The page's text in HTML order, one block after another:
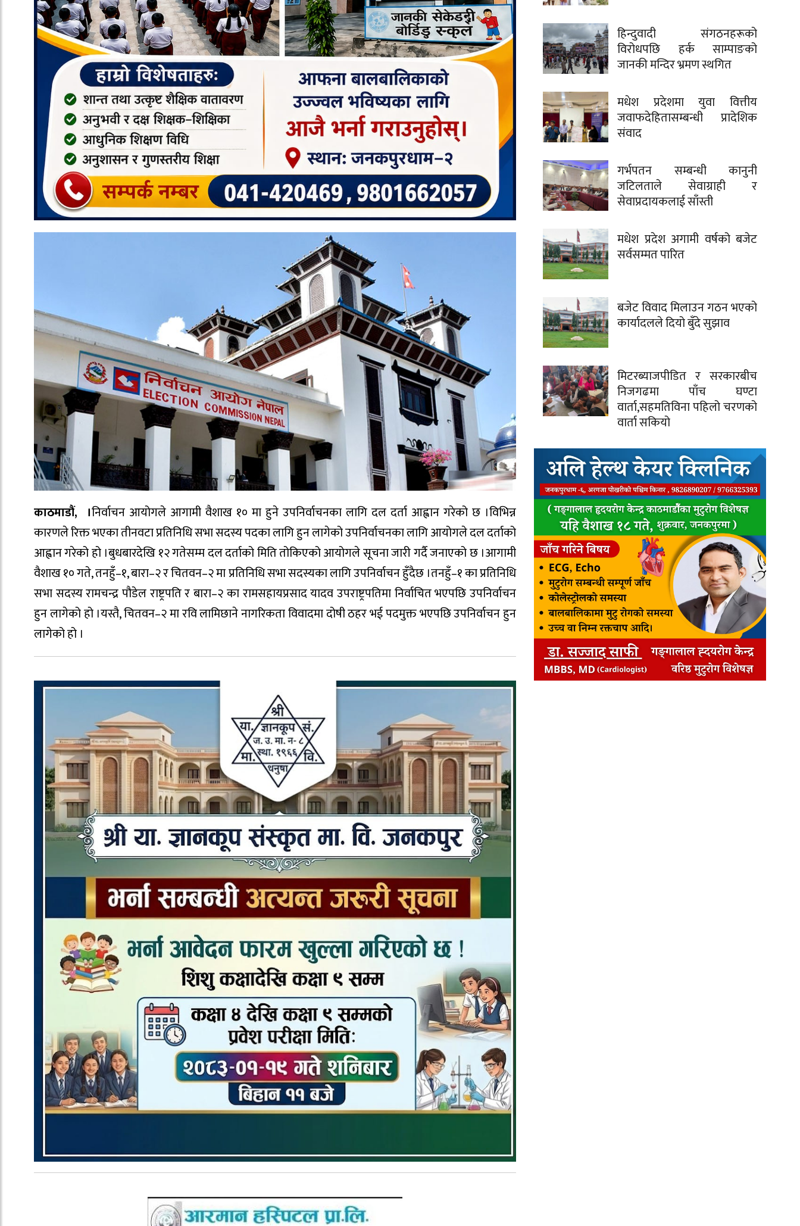
काठमाडौं, ।निर्वाचन आयोगले आगामी वैशाख १० मा हुने उपनिर्वाचनका लागि दल दर्ता आह्वान गरेको छ ।विभिन्न
कारणले रिक्त भएका तीनवटा प्रतिनिधि सभा सदस्य पदका लागि हुन लागेको उपनिर्वाचनका लागि आयोगले दल दर्ताको
आह्वान गरेको हो ।बुधबारदेखि १२ गतेसम्म दल दर्ताको मिति तोकिएको आयोगले सूचना जारी गर्दै जनाएको छ ।आगामी
वैशाख १० गते, तनहुँ–१, बारा–२ र चितवन–२ मा प्रतिनिधि सभा सदस्यका लागि उपनिर्वाचन हुँदैछ ।तनहुँ–१ का प्रतिनिधि
सभा सदस्य रामचन्द्र पौडेल राष्ट्रपति र बारा–२ का रामसहायप्रसाद यादव उपराष्ट्रपतिमा निर्वाचित भएपछि उपनिर्वाचन
हुन लागेको हो ।यस्तै, चितवन–२ मा रवि लामिछाने नागरिकता विवादमा दोषी ठहर भई पदमुक्त भएपछि उपनिर्वाचन हुन
लागेको हो ।
हिन्दुवादी संगठनहरूको
विरोधपछि हर्क साम्पाङको
जानकी मन्दिर भ्रमण स्थगित
मधेश प्रदेशमा युवा वित्तीय
जवाफदेहितासम्बन्धी प्रादेशिक
संवाद
गर्भपतन सम्बन्धी कानुनी
जटिलताले सेवाग्राही र
सेवाप्रदायकलाई साँस्ती
मधेश प्रदेश अगामी वर्षको बजेट
सर्वसम्मत पारित
बजेट विवाद मिलाउन गठन भएको
कार्यादलले दियो बुँदे सुझाव
मिटरब्याजपीडित र सरकारबीच
निजगढमा पाँच घण्टा
वार्ता,सहमतिविना पहिलो चरणको
वार्ता सकियो